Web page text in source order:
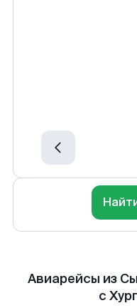
Авиарейсы из
с